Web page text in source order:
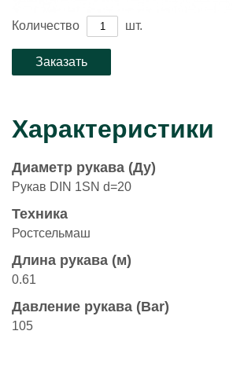
Количество шт.
Характеристики
Диаметр рукава (Ду)
Рукав DIN 1SN d=20
Техника
Ростсельмаш
Длина рукава (м)
0.61
Давление рукава (Bar)
105